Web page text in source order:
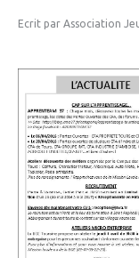
Ecrit par Association